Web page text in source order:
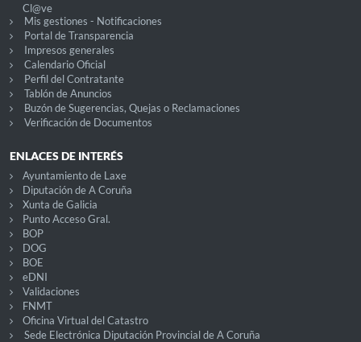
Cl@ve
Mis gestiones - Notificaciones
Portal de Transparencia
Impresos generales
Calendario Oficial
Perfil del Contratante
Tablón de Anuncios
Buzón de Sugerencias, Quejas o Reclamaciones
Verificación de Documentos
ENLACES DE INTERÉS
Ayuntamiento de Laxe
Diputación de A Coruña
Xunta de Galicia
Punto Acceso Gral.
BOP
DOG
BOE
eDNI
Validaciones
FNMT
Oficina Virtual del Catastro
Sede Electrónica Diputación Provincial de A Coruña